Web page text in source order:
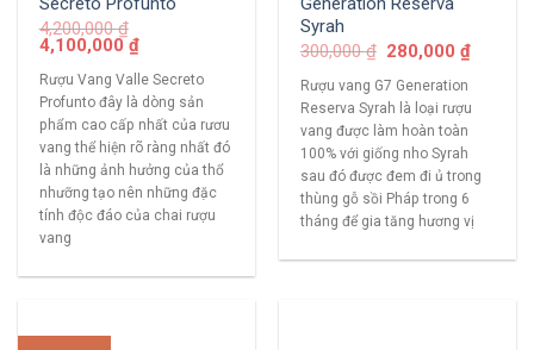
4,200,000₫
4,100,000₫
Rượu Vang Valle Secreto
Profunto đây là dòng sản
phẩm cao cấp nhất của rươu
vang thể hiện rõ ràng nhất đó
là những ảnh hưởng của thổ
nhưỡng tạo nên những đặc
tính độc đáo của chai rượu
vang
Syrah
300,000₫ 280,000₫
Rượu vang G7 Generation
Reserva Syrah là loại rượu
vang được làm hoàn toàn
100% với giống nho Syrah
sau đó được đem đi ủ trong
thùng gỗ sồi Pháp trong 6
tháng để gia tăng hương vị